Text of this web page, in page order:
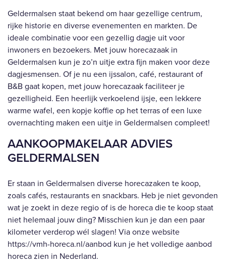
Geldermalsen staat bekend om haar gezellige centrum,
rijke historie en diverse evenementen en markten. De
ideale combinatie voor een gezellig dagje uit voor
inwoners en bezoekers. Met jouw horecazaak in
Geldermalsen kun je zo’n uitje extra fijn maken voor deze
dagjesmensen. Of je nu een ijssalon, café, restaurant of
B&B gaat kopen, met jouw horecazaak faciliteer je
gezelligheid. Een heerlijk verkoelend ijsje, een lekkere
warme wafel, een kopje koffie op het terras of een luxe
overnachting maken een uitje in Geldermalsen compleet!
AANKOOPMAKELAAR ADVIES
GELDERMALSEN
Er staan in Geldermalsen diverse horecazaken te koop,
zoals cafés, restaurants en snackbars. Heb je niet gevonden
wat je zoekt in deze regio of is de horeca die te koop staat
niet helemaal jouw ding? Misschien kun je dan een paar
kilometer verderop wél slagen! Via onze website
https://vmh-horeca.nl/aanbod kun je het volledige aanbod
horeca zien in Nederland.